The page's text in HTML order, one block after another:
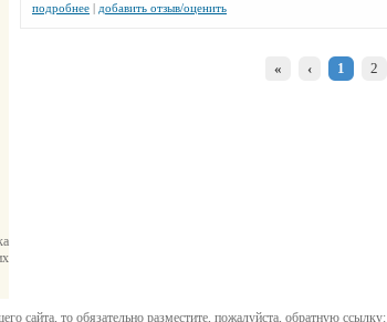
подробнее | добавить отзыв/оценить
« ‹ 1 2
сайта, то обязательно разместите, пожалуйста, обратную ссылку: